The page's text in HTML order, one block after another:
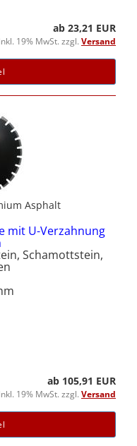
ab 23,21 EUR
inkl. 19% MwSt. zzgl. Versand
Asphalt
mit U-Verzahnung
Schamottstein,
ab 105,91 EUR
inkl. 19% MwSt. zzgl. Versand